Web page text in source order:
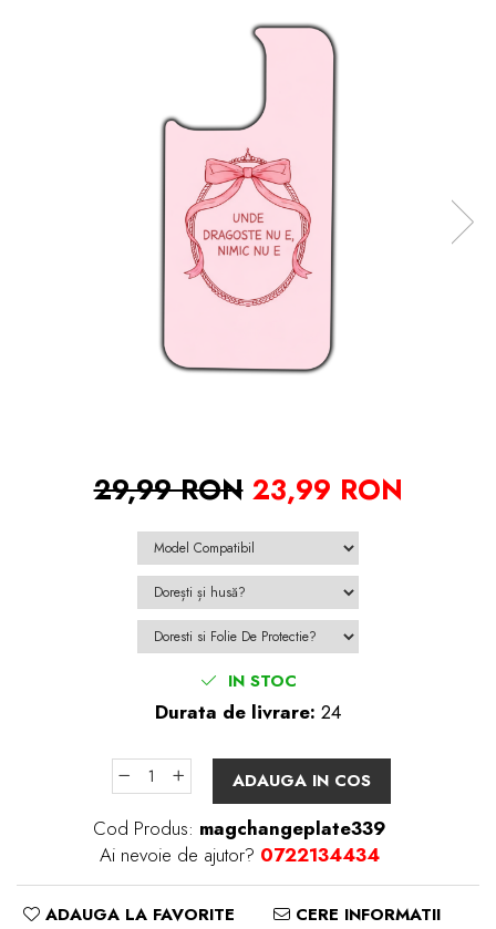
29,99 RON 23,99 RON
IN STOC
Durata de livrare: 24
ADAUGA IN COS
Cod Produs: magchangeplate339
Ai nevoie de ajutor? 0722134434
ADAUGA LA FAVORITE CERE INFORMATII